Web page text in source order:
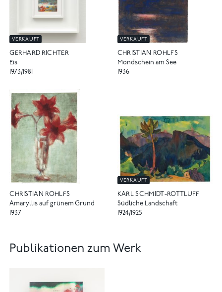
VERKAUFT
GERHARD RICHTER
Eis
1973/1981
VERKAUFT
CHRISTIAN ROHLFS
Mondschein am See
1936
CHRISTIAN ROHLFS
Amaryllis auf grünem Grund
1937
VERKAUFT
KARL SCHMIDT-ROTTLUFF
Südliche Landschaft
1924/1925
Publikationen zum Werk